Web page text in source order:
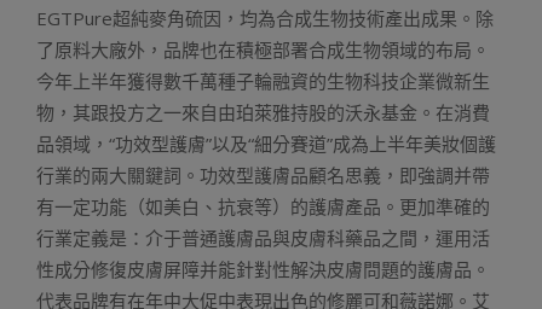
EGTPure超純麥角硫因，均為合成生物技術產出成果。除
了原料大廠外，品牌也在積極部署合成生物領域的布局。
今年上半年獲得數千萬種子輪融資的生物科技企業微新生
物，其跟投方之一來自由珀萊雅持股的沃永基金。在消費
品領域，“功效型護膚”以及“細分賽道”成為上半年美妝個護
行業的兩大關鍵詞。功效型護膚品顧名思義，即強調并帶
有一定功能（如美白、抗衰等）的護膚產品。更加準確的
行業定義是：介于普通護膚品與皮膚科藥品之間，運用活
性成分修復皮膚屏障并能針對性解決皮膚問題的護膚品。
代表品牌有在年中大促中表現出色的修麗可和薇諾娜。艾